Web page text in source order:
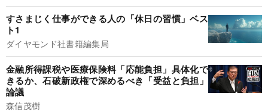
すさまじく仕事ができる人の「休日の習慣」ベス
ト1
ダイヤモンド社書籍編集局
金融所得課税や医療保険料「応能負担」具体化で
きるか、石破新政権で深めるべき「受益と負担」
論議
森信茂樹